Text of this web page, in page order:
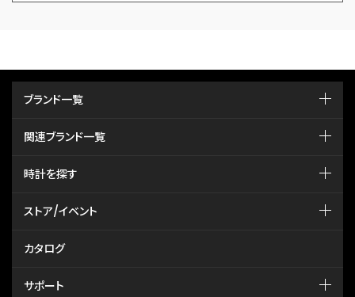
ブランド一覧
関連ブランド一覧
時計を探す
ストア/イベント
カタログ
サポート